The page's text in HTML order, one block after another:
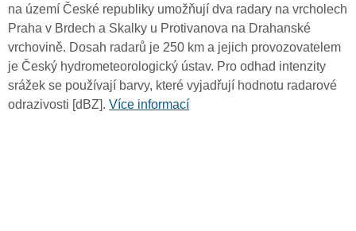
na území České republiky umožňují dva radary na vrcholech
Praha v Brdech a Skalky u Protivanova na Drahanské
vrchovině. Dosah radarů je 250 km a jejich provozovatelem
je Český hydrometeorologický ústav. Pro odhad intenzity
srážek se používají barvy, které vyjadřují hodnotu radarové
odrazivosti [dBZ]. Více informací